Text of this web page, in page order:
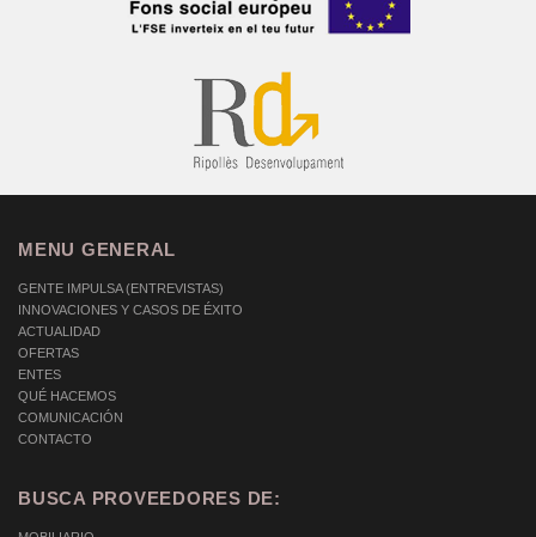
MENU GENERAL
GENTE IMPULSA (ENTREVISTAS)
INNOVACIONES Y CASOS DE ÉXITO
ACTUALIDAD
OFERTAS
ENTES
QUÉ HACEMOS
COMUNICACIÓN
CONTACTO
BUSCA PROVEEDORES DE: